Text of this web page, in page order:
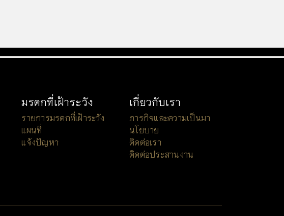
มรดกที่เฝ้าระวัง
รายการมรดกที่เฝ้าระวัง
แผนที่
แจ้งปัญหา
เกี่ยวกับเรา
ภารกิจและความเป็นมา
นโยบาย
ติดต่อเรา
ติดต่อประสานงาน